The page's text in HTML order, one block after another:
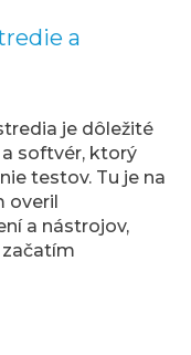
a
je dôležité
softvér, ktorý
testov. Tu je na
overil
a nástrojov,